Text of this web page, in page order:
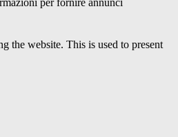
per fornire annunci
the website. This is used to present